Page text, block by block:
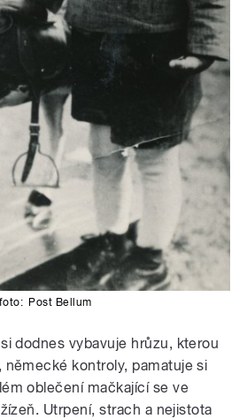
foto: Post Bellum
dodnes vybavuje hrůzu, kterou
německé kontroly, pamatuje si
oblečení mačkající se ve
Utrpení, strach a nejistota